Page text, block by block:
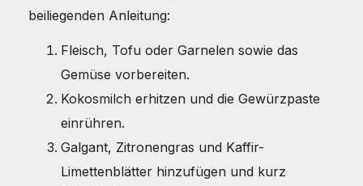
beiliegenden Anleitung:
Fleisch, Tofu oder Garnelen sowie das
Gemüse vorbereiten.
Kokosmilch erhitzen und die Gewürzpaste
einrühren.
Galgant, Zitronengras und Kaffir-
Limettenblätter hinzufügen und kurz